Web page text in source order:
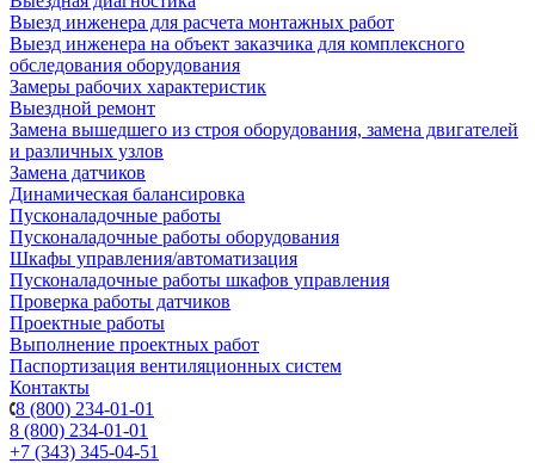
Выезд инженера для расчета монтажных работ
Выезд инженера на объект заказчика для комплексного
обследования оборудования
Замеры рабочих характеристик
Выездной ремонт
Замена вышедшего из строя оборудования, замена двигателей
и различных узлов
Замена датчиков
Динамическая балансировка
Пусконаладочные работы
Пусконаладочные работы оборудования
Шкафы управления/автоматизация
Пусконаладочные работы шкафов управления
Проверка работы датчиков
Проектные работы
Выполнение проектных работ
Паспортизация вентиляционных систем
Контакты
8 (800) 234-01-01
8 (800) 234-01-01
+7 (343) 345-04-51